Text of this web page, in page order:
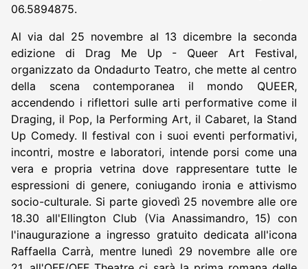
06.5894875.
Al via dal 25 novembre al 13 dicembre la seconda
edizione di Drag Me Up - Queer Art Festival,
organizzato da Ondadurto Teatro, che mette al centro
della scena contemporanea il mondo QUEER,
accendendo i riflettori sulle arti performative come il
Draging, il Pop, la Performing Art, il Cabaret, la Stand
Up Comedy. Il festival con i suoi eventi performativi,
incontri, mostre e laboratori, intende porsi come una
vera e propria vetrina dove rappresentare tutte le
espressioni di genere, coniugando ironia e attivismo
socio-culturale. Si parte giovedì 25 novembre alle ore
18.30 all'Ellington Club (Via Anassimandro, 15) con
l'inaugurazione a ingresso gratuito dedicata all'icona
Raffaella Carrà, mentre lunedì 29 novembre alle ore